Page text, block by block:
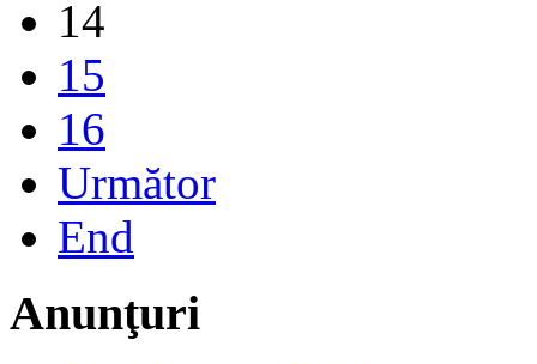
14
15
16
Următor
End
Anunţuri